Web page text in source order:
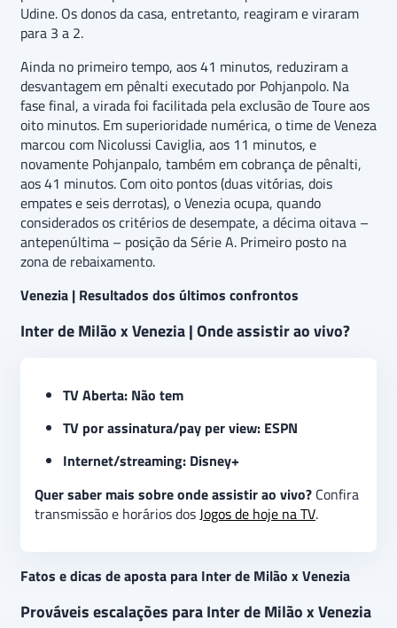
Udine. Os donos da casa, entretanto, reagiram e viraram
para 3 a 2.
Ainda no primeiro tempo, aos 41 minutos, reduziram a
desvantagem em pênalti executado por Pohjanpolo. Na
fase final, a virada foi facilitada pela exclusão de Toure aos
oito minutos. Em superioridade numérica, o time de Veneza
marcou com Nicolussi Caviglia, aos 11 minutos, e
novamente Pohjanpalo, também em cobrança de pênalti,
aos 41 minutos. Com oito pontos (duas vitórias, dois
empates e seis derrotas), o Venezia ocupa, quando
considerados os critérios de desempate, a décima oitava –
antepenúltima – posição da Série A. Primeiro posto na
zona de rebaixamento.
Venezia | Resultados dos últimos confrontos
Inter de Milão x Venezia | Onde assistir ao vivo?
TV Aberta: Não tem
TV por assinatura/pay per view: ESPN
Internet/streaming: Disney+
Quer saber mais sobre onde assistir ao vivo? Confira
transmissão e horários dosJogos de hoje na TV.
Fatos e dicas de aposta para Inter de Milão x Venezia
Prováveis escalações para Inter de Milão x Venezia